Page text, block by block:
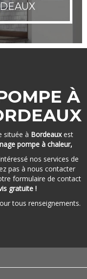
À
située à Bordeauxest
pompe à chaleur,
nos services de
pas à nous contacter
formulaire de contact
gratuite !
tous renseignements.